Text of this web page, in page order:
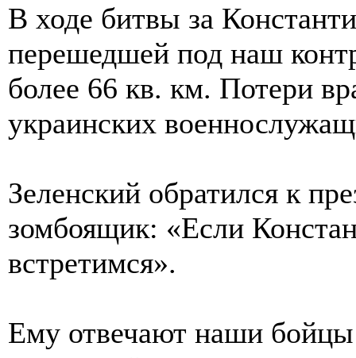
В ходе битвы за
перешедшей под наш
более 66 кв. км. Потери
украинских
Зеленский обратился к
зомбоящик: «Если
встретимся».
Ему отвечают наши